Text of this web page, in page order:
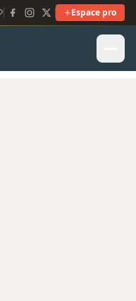
Espace pro